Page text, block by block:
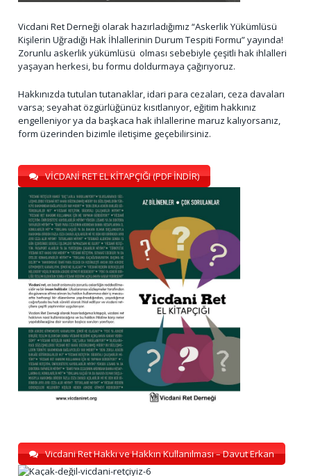
Vicdani Ret Derneği olarak hazırladığımız “Askerlik Yükümlüsü
Kişilerin Uğradığı Hak İhlallerinin Durum Tespiti Formu” yayında!
Zorunlu askerlik yükümlüsü olması sebebiyle çeşitli hak ihlalleri
yaşayan herkesi, bu formu doldurmaya çağırıyoruz.
Hakkınızda tutulan tutanaklar, idari para cezaları, ceza davaları
varsa; seyahat özgürlüğünüz kısıtlanıyor, eğitim hakkınız
engelleniyor ya da başkaca hak ihlallerine maruz kalıyorsanız,
form üzerinden bizimle iletişime geçebilirsiniz.
VİCDANİ RET EL KİTAPÇIĞI (PDF İNDİR)
Vicdani Ret Hakkı ve Hakkın Kullanılması – Davut Erkan